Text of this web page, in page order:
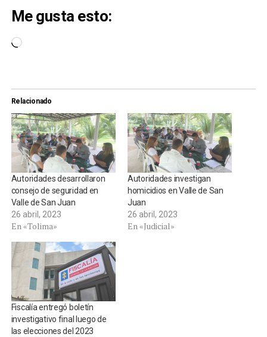
Me gusta esto:
Cargando...
Relacionado
Autoridades desarrollaron
consejo de seguridad en
Valle de San Juan
26 abril, 2023
En «Tolima»
Autoridades investigan
homicidios en Valle de San
Juan
26 abril, 2023
En «Judicial»
Fiscalía entregó boletín
investigativo final luego de
las elecciones del 2023